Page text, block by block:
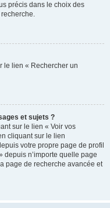
précis dans le choix des
le lien « Rechercher un
et sujets ?
sur le lien « Voir vos
cliquant sur le lien
votre propre page de profil
depuis n’importe quelle page
page de recherche avancée et